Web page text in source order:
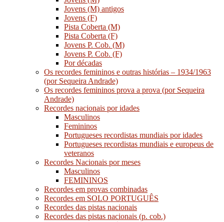
Jovens (M) antigos
Jovens (F)
Pista Coberta (M)
Pista Coberta (F)
Jovens P. Cob. (M)
Jovens P. Cob. (F)
Por décadas
Os recordes femininos e outras histórias – 1934/1963
(por Sequeira Andrade)
Os recordes femininos prova a prova (por Sequeira
Andrade)
Recordes nacionais por idades
Masculinos
Femininos
Portugueses recordistas mundiais por idades
Portugueses recordistas mundiais e europeus de
veteranos
Recordes Nacionais por meses
Masculinos
FEMININOS
Recordes em provas combinadas
Recordes em SOLO PORTUGUÊS
Recordes das pistas nacionais
Recordes das pistas nacionais (p. cob.)